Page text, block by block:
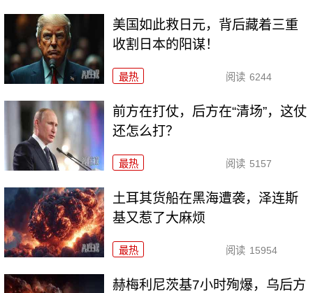
美国如此救日元，背后藏着三重
收割日本的阳谋！
最热 阅读 6244
前方在打仗，后方在“清场”，这仗
还怎么打？
最热 阅读 5157
土耳其货船在黑海遭袭，泽连斯
基又惹了大麻烦
最热 阅读 15954
赫梅利尼茨基7小时殉爆，乌后方